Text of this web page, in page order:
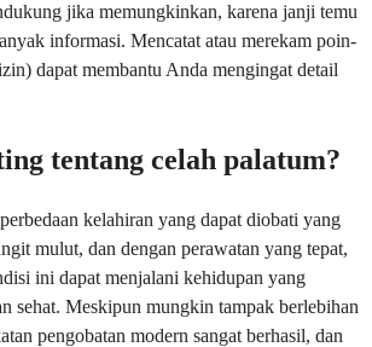
jika memungkinkan, karena janji temu
informasi. Mencatat atau merekam poin-
dapat membantu Anda mengingat detail
tentang celah palatum?
kelahiran yang dapat diobati yang
mulut, dan dengan perawatan yang tepat,
ini dapat menjalani kehidupan yang
sehat. Meskipun mungkin tampak berlebihan
pengobatan modern sangat berhasil, dan